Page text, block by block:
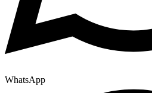
WhatsApp